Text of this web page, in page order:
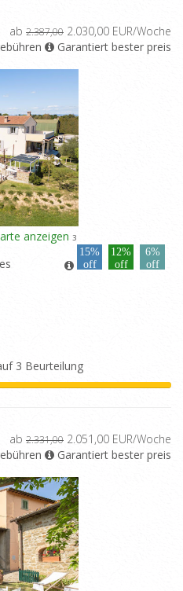
ab 2.387,00 2.030,00 EUR/Woche
Garantiert bester preis
anzeigen 3
15%
off
12%
off
6%
off
3 Beurteilung
ab 2.331,00 2.051,00 EUR/Woche
Garantiert bester preis